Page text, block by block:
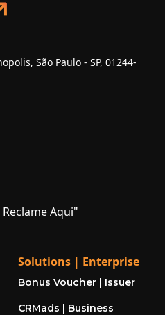
São Paulo - SP, 01244-
Solutions | Enterprise
Bonus Voucher | Issuer
CRMads | Business